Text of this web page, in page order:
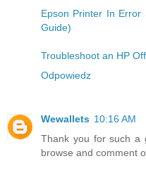
Epson Printer In Error
Guide)
Troubleshoot an HP
Odpowiedz
Wewallets 10:16 AM
Thank you for such a
browse and comment